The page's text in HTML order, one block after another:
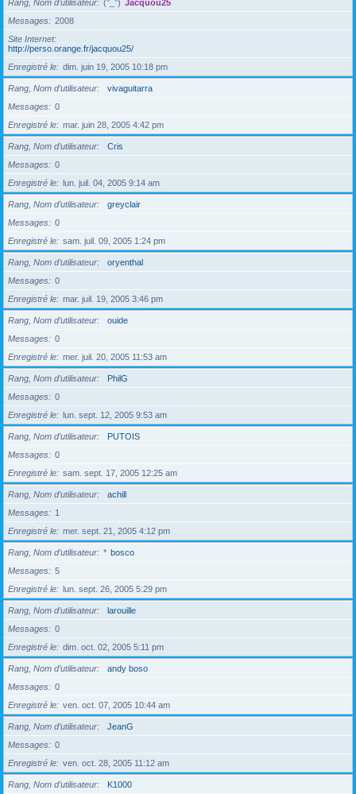
Rang, Nom d’utilisateur (°_°) Jacquou25
Messages
2008
Site Internet
http://perso.orange.fr/jacquou25/
Enregistré le
dim. juin 19, 2005 10:18 pm
Rang, Nom d’utilisateur
vivaguitarra
Messages
0
Enregistré le
mar. juin 28, 2005 4:42 pm
Rang, Nom d’utilisateur
Cris
Messages
0
Enregistré le
lun. juil. 04, 2005 9:14 am
Rang, Nom d’utilisateur
greyclair
Messages
0
Enregistré le
sam. juil. 09, 2005 1:24 pm
Rang, Nom d’utilisateur
oryenthal
Messages
0
Enregistré le
mar. juil. 19, 2005 3:46 pm
Rang, Nom d’utilisateur
ouide
Messages
0
Enregistré le
mer. juil. 20, 2005 11:53 am
Rang, Nom d’utilisateur
PhilG
Messages
0
Enregistré le
lun. sept. 12, 2005 9:53 am
Rang, Nom d’utilisateur
PUTOIS
Messages
0
Enregistré le
sam. sept. 17, 2005 12:25 am
Rang, Nom d’utilisateur
achill
Messages
1
Enregistré le
mer. sept. 21, 2005 4:12 pm
Rang, Nom d’utilisateur * bosco
Messages
5
Enregistré le
lun. sept. 26, 2005 5:29 pm
Rang, Nom d’utilisateur
larouille
Messages
0
Enregistré le
dim. oct. 02, 2005 5:11 pm
Rang, Nom d’utilisateur
andy boso
Messages
0
Enregistré le
ven. oct. 07, 2005 10:44 am
Rang, Nom d’utilisateur
JeanG
Messages
0
Enregistré le
ven. oct. 28, 2005 11:12 am
Rang, Nom d’utilisateur
K1000